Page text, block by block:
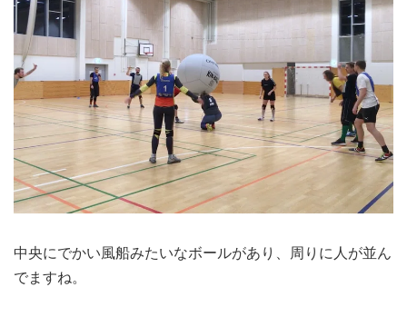
中央にでかい風船みたいなボールがあり、周りに人が並ん
でますね。